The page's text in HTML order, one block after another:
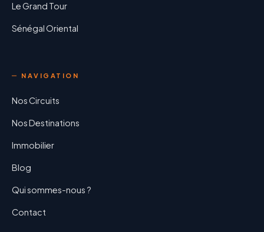
Le Grand Tour
Sénégal Oriental
NAVIGATION
Nos Circuits
Nos Destinations
Immobilier
Blog
Qui sommes-nous ?
Contact